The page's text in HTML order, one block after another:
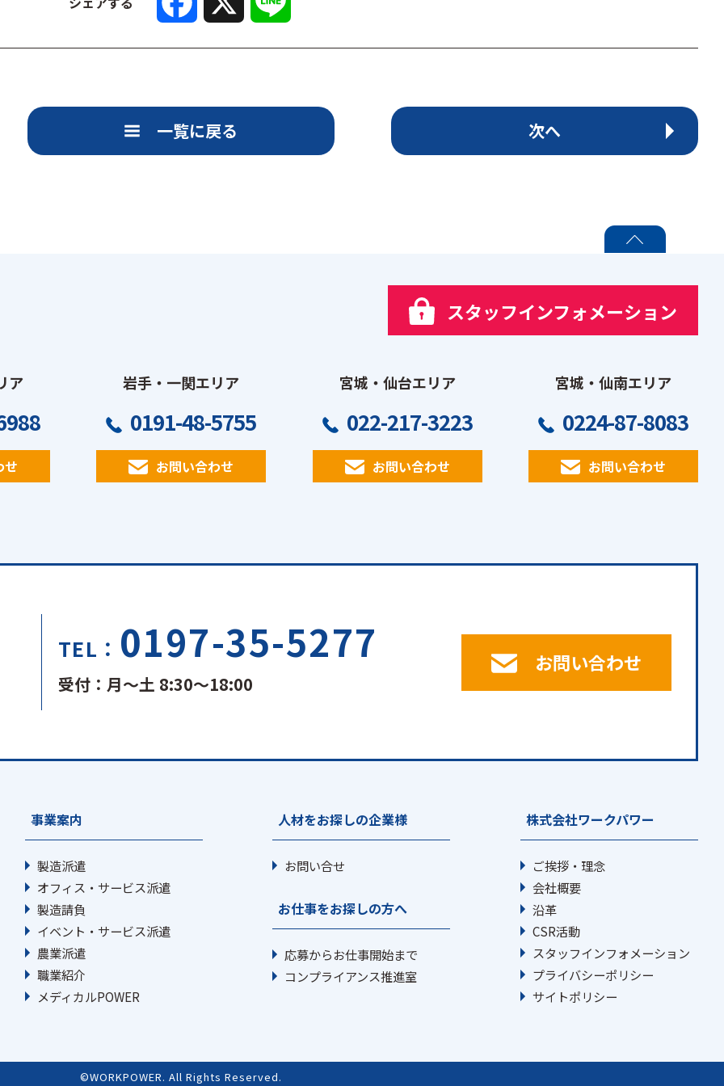
c
o
n
一覧に戻る 次へ
スタッフインフォメーション
ア
せ
岩手・一関エリア
0191-48-5755
お問い合わせ
宮城・仙台エリア
022-217-3223
お問い合わせ
宮城・仙南エリア
0224-87-8083
お問い合わせ
TEL： 0197-35-5277
受付：月～土 8:30～18:00
お問い合わせ
事業案内
製造派遣
オフィス・サービス派遣
製造請負
イベント・サービス派遣
農業派遣
職業紹介
メディカルPOWER
人材をお探しの企業様
お問い合せ
お仕事をお探しの方へ
応募からお仕事開始まで
コンプライアンス推進室
株式会社ワークパワー
ご挨拶・理念
会社概要
沿革
CSR活動
スタッフインフォメーション
プライバシーポリシー
サイトポリシー
©WORKPOWER. All Rights Reserved.